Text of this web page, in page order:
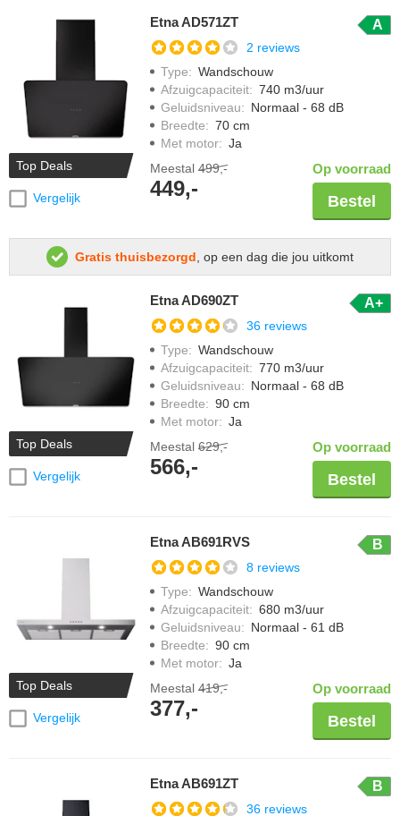
Top Deals
Vergelijk
Etna AD571ZT A
2 reviews
Type: Wandschouw
Afzuigcapaciteit: 740 m3/uur
Geluidsniveau: Normaal - 68 dB
Breedte: 70 cm
Met motor: Ja
Meestal 499,-
449,-
Op voorraad
Bestel
Gratis thuisbezorgd , op een dag die jou uitkomt
Top Deals
Vergelijk
Etna AD690ZT A+
36 reviews
Type: Wandschouw
Afzuigcapaciteit: 770 m3/uur
Geluidsniveau: Normaal - 68 dB
Breedte: 90 cm
Met motor: Ja
Meestal 629,-
566,-
Op voorraad
Bestel
Top Deals
Vergelijk
Etna AB691RVS B
8 reviews
Type: Wandschouw
Afzuigcapaciteit: 680 m3/uur
Geluidsniveau: Normaal - 61 dB
Breedte: 90 cm
Met motor: Ja
Meestal 419,-
377,-
Op voorraad
Bestel
Etna AB691ZT B
36 reviews